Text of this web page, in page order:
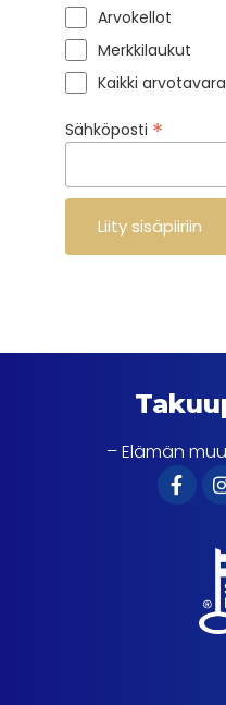
Arvokellot
Merkkilaukut
Kaikki
Sähköposti *
– Elämän